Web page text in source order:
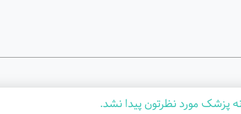
پزشک مورد نظرتون پیدا نشد.